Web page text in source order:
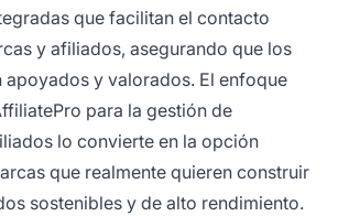
que facilitan el contacto
y afiliados, asegurando que los
apoyados y valorados. El enfoque
para la gestión de
lo convierte en la opción
que realmente quieren construir
sostenibles y de alto rendimiento.